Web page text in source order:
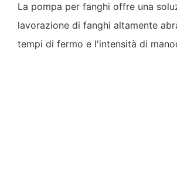
La pompa per fanghi offre una
lavorazione di fanghi altamente
tempi di fermo e l'intensità di